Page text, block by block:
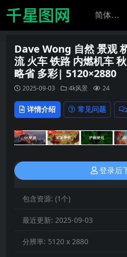
Dave Wong 自然 景观
流 火车 铁路 内燃机车
略省 多彩| 5120×2880
2025-09-03 4k风景 24
详情介绍 常见问题
登录后
包含资源: (1个)
最近更新: 2025-09-03
分辨率: 5120 x 2880